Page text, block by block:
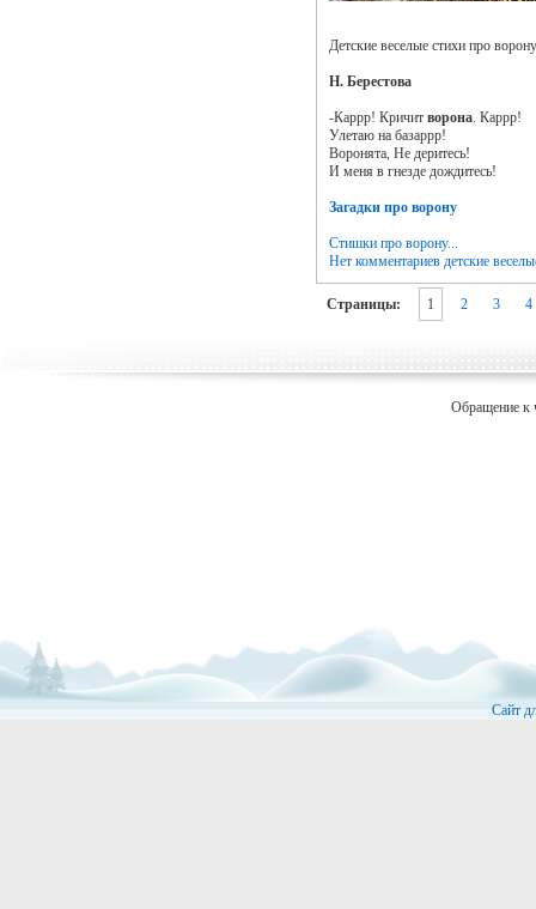
Детские веселые стихи про
Н. Берестова
-Каррр! Кричит ворона. Каррр!
Улетаю на базаррр!
Воронята, Не деритесь!
И меня в гнезде дождитесь!
Загадки про ворону
Стишки про ворону...
Нет комментариев детские
Страницы: 1 2 3 4
Обращение к
Сайт